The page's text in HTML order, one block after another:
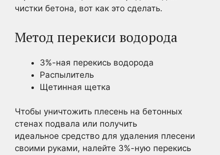
чистки бетона, вот как это сделать.
Метод перекиси водорода
3%-ная перекись водорода
Распылитель
Щетинная щетка
Чтобы уничтожить плесень на бетонных
стенах подвала или получить
идеальное средство для удаления плесени
своими руками, налейте 3%-ную перекись